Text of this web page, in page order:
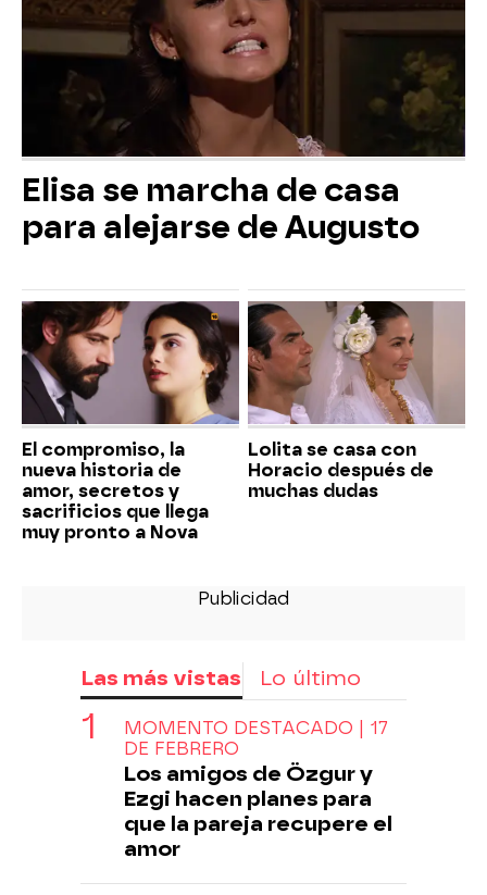
Elisa se marcha de casa
para alejarse de Augusto
El compromiso, la
nueva historia de
amor, secretos y
sacrificios que llega
muy pronto a Nova
Lolita se casa con
Horacio después de
muchas dudas
Las más vistas Lo último
MOMENTO DESTACADO | 17
DE FEBRERO
Los amigos de Özgur y
Ezgi hacen planes para
que la pareja recupere el
amor